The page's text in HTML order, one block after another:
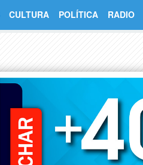
CULTURA POLÍTICA RADIO